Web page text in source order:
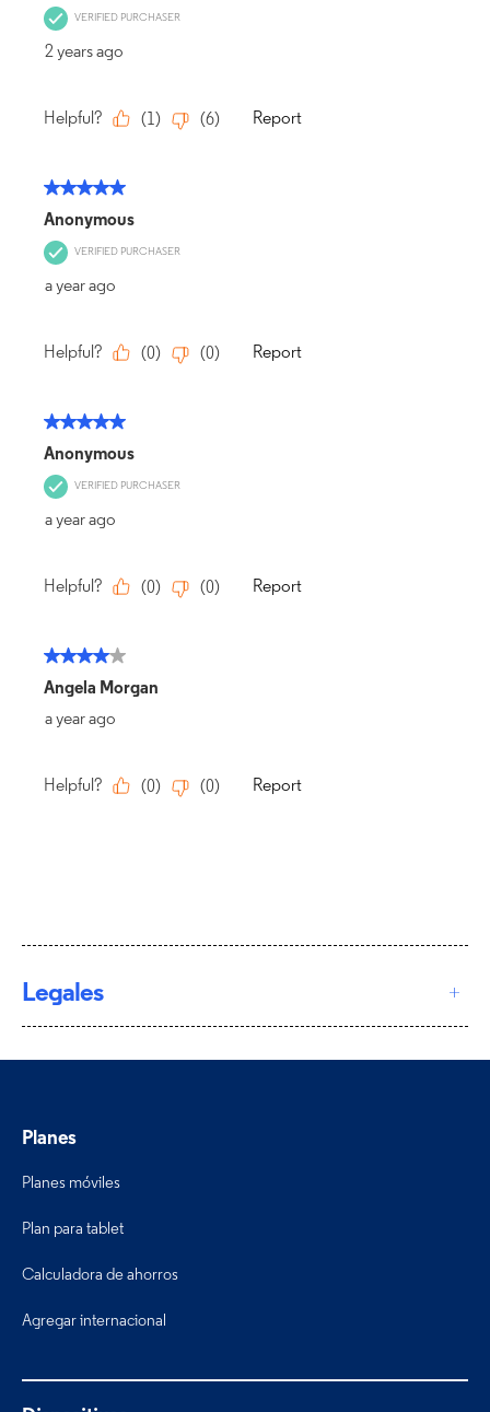
Legales
Planes
Planes móviles
Plan para tablet
Calculadora de ahorros
Agregar internacional